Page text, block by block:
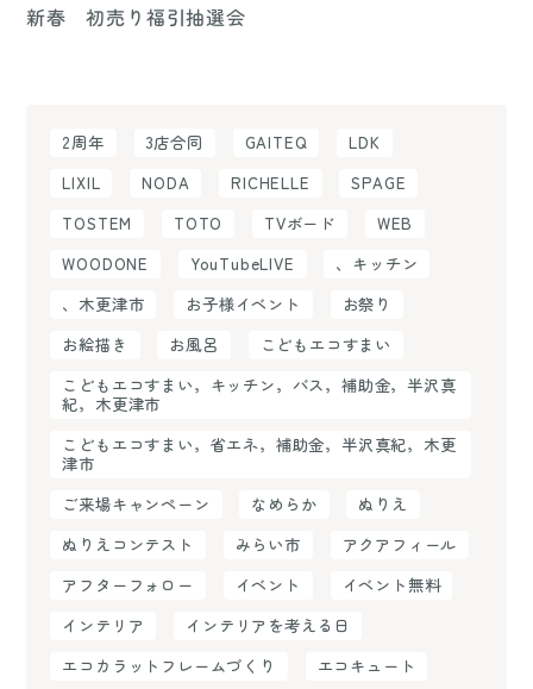
新春 初売り福引抽選会
2周年 3店合同 GAITEQ
LDK
LIXIL
NODA RICHELLE
SPAGE
TOSTEM
TOTO TVボード
WEB
WOODONE
YouTubeLIVE
、キッチン
、木更津市
お子様イベント
お祭り
お絵描き
お風呂
こどもエコすまい
こどもエコすまい，キッチン，バス，補助金，半沢真
紀，木更津市
こどもエコすまい，省エネ，補助金，半沢真紀，木更
津市
ご来場キャンペーン
なめらか
ぬりえ
ぬりえコンテスト
みらい市
アクアフィール
アフターフォロー
イベント
イベント無料
インテリア
インテリアを考える日
エコカラットフレームづくり
エコキュート